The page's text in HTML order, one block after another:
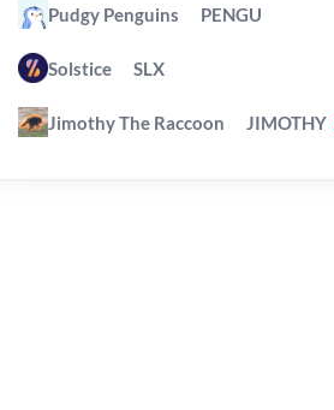
Pudgy Penguins PENGU
Solstice SLX
Jimothy The Raccoon JIMOTHY